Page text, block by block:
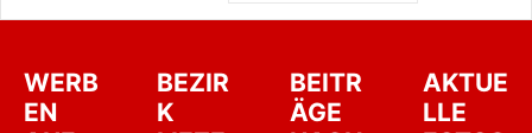
WERB
EN
BEZIR
K
BEITR
ÄGE
AKTUE
LLE